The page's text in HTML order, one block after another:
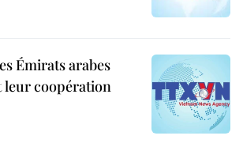
Émirats arabes
coopération